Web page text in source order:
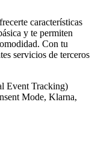
características
y te permiten
Con tu
servicios de terceros
Event Tracking)
Mode, Klarna,